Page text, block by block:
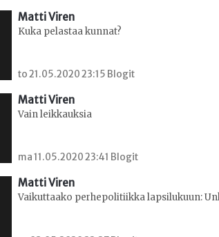
Matti Viren
Kuka pelastaa kunnat?
to 21.05.2020 23:15 Blogit
Matti Viren
Vain leikkauksia
ma 11.05.2020 23:41 Blogit
Matti Viren
Vaikuttaako perhepolitiikka lapsilukuun: